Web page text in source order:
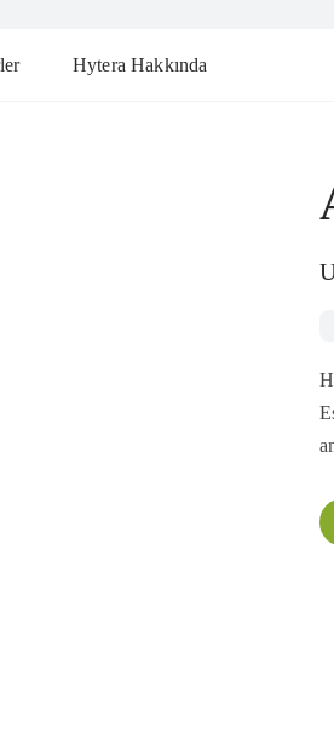
Hytera Hakkında